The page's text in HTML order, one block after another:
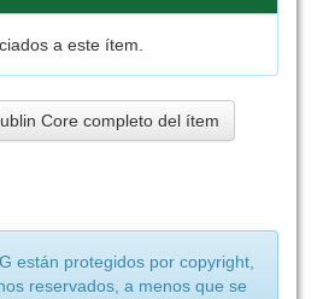
a este ítem.
Core completo del ítem
están protegidos por copyright,
reservados, a menos que se